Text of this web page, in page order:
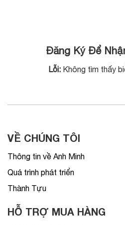
Đăng Ký Để
Lỗi:Không tìm thấy
VỀ CHÚNG TÔI
Thông tin về Anh Minh
Quá trình phát triển
Thành Tựu
HỖ TRỢ MUA HÀNG